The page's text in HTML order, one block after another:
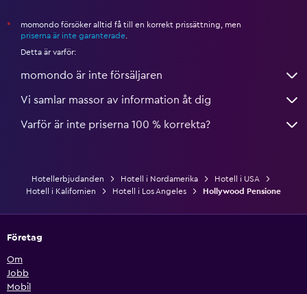
*
momondo försöker alltid få till en korrekt prissättning, men
priserna är inte garanterade
Detta är varför:
momondo är inte försäljaren
Vi samlar massor av information åt dig
Varför är inte priserna 100 % korrekta?
Hotellerbjudanden Hotell i Nordamerika
Hotell i USA
Hotell i Kalifornien
Hotell i Los Angeles Hollywood Pensione
Företag
Om
Jobb
Mobil